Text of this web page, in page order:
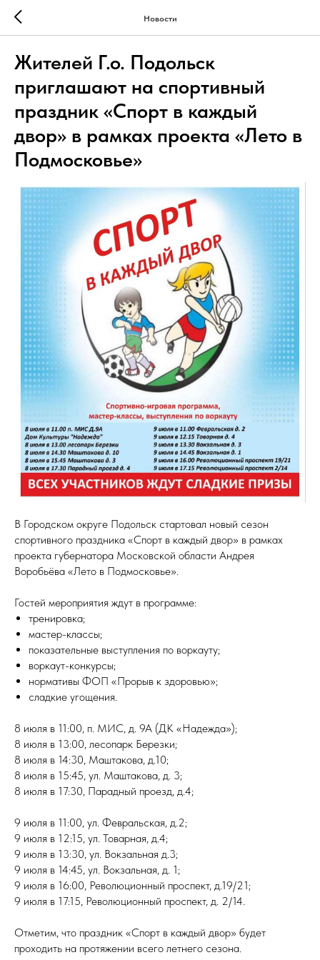
Новости
Жителей Г.о. Подольск
приглашают на спортивный
праздник «Спорт в каждый
двор» в рамках проекта «Лето в
Подмосковье»
В Городском округе Подольск стартовал новый сезон
спортивного праздника «Спорт в каждый двор» в рамках
проекта губернатора Московской области Андрея
Воробьёва «Лето в Подмосковье». ⁣⁣⠀
Гостей мероприятия ждут в программе: ⁣⁣⠀
тренировка;⁣⁣⠀
мастер-классы;⁣⁣⠀
показательные выступления по воркауту;⁣⁣⠀
воркаут-конкурсы;⁣⁣⠀
нормативы ФОП «Прорыв к здоровью»;⁣⁣⠀
сладкие угощения. ⁣⁣⠀
8 июля в 11:00, п. МИС, д. 9А (ДК «Надежда»);⁣⁣⠀
8 июля в 13:00, лесопарк Березки;⁣⁣⠀
8 июля в 14:30, Маштакова, д.10;⁣⁣⠀
8 июля в 15:45, ул. Маштакова, д. 3;⁣⁣⠀
8 июля в 17:30, Парадный проезд, д.4;⁣⁣⠀
9 июля в 11:00, ул. Февральская, д.2;⁣⁣⠀
9 июля в 12:15, ул. Товарная, д.4;⁣⁣⠀
9 июля в 13:30, ул. Вокзальная д.3;⁣⁣⠀
9 июля в 14:45, ул. Вокзальная, д. 1;⁣⁣⠀
9 июля в 16:00, Революционный проспект, д.19/21;
9 июля в 17:15, Революционный проспект, д. 2/14.⁣⁣⠀
Отметим, что праздник «Спорт в каждый двор» будет
проходить на протяжении всего летнего сезона.